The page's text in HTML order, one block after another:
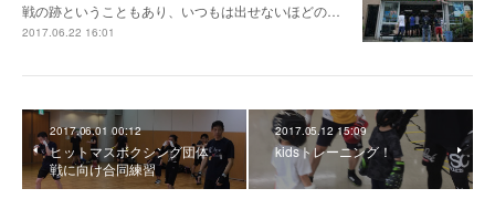
戦の跡ということもあり、いつもは出せないほどの…
2017.06.22 16:01
2017.06.01 00:12
ヒットマスボクシング団体
戦に向け合同練習
2017.05.12 15:09
kidsトレーニング！